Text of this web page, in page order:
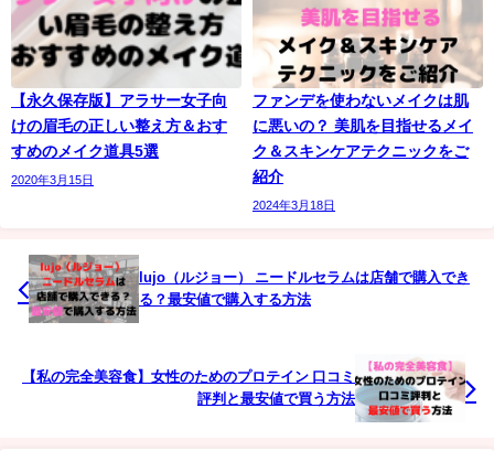
【永久保存版】アラサー女子向
けの眉毛の正しい整え方＆おす
すめのメイク道具5選
2020年3月15日
ファンデを使わないメイクは肌
に悪いの？ 美肌を目指せるメイ
ク＆スキンケアテクニックをご
紹介
2024年3月18日
lujo（ルジョー） ニードルセラムは店舗で購入でき
る？最安値で購入する方法
【私の完全美容食】女性のためのプロテイン 口コミ
評判と最安値で買う方法